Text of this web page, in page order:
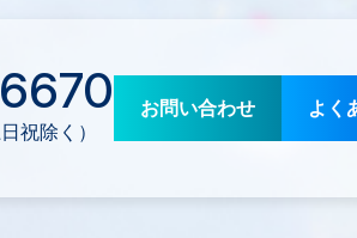
祝除く）
お問い合わせ よく